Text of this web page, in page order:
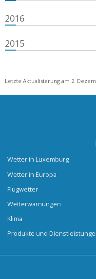
2016
2015
Letzte Aktualisierung am 2.
Wetter in Luxemburg
Wetter in Europa
Flugwetter
Wetterwarnungen
Klima
Produkte und